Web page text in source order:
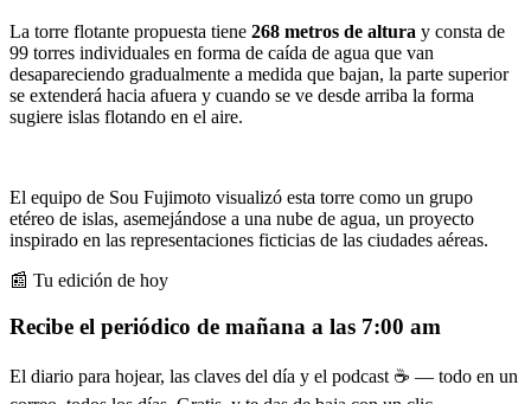
La torre flotante propuesta tiene 268 metros de altura y consta de
99 torres individuales en forma de caída de agua que van
desapareciendo gradualmente a medida que bajan, la parte superior
se extenderá hacia afuera y cuando se ve desde arriba la forma
sugiere islas flotando en el aire.
El equipo de Sou Fujimoto visualizó esta torre como un grupo
etéreo de islas, asemejándose a una nube de agua, un proyecto
inspirado en las representaciones ficticias de las ciudades aéreas.
📰 Tu edición de hoy
Recibe el periódico de mañana a las 7:00 am
El diario para hojear, las claves del día y el podcast ☕ — todo en un